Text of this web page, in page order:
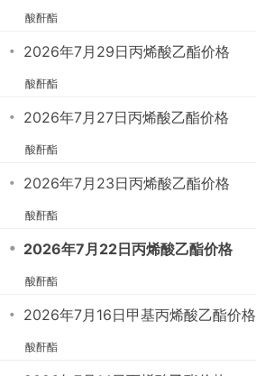
酸酐酯
・ 2026年7月29日丙烯酸乙酯价格
酸酐酯
・ 2026年7月27日丙烯酸乙酯价格
酸酐酯
・ 2026年7月23日丙烯酸乙酯价格
酸酐酯
・ 2026年7月22日丙烯酸乙酯价格
酸酐酯
・ 2026年7月16日甲基丙烯酸乙酯价格
酸酐酯